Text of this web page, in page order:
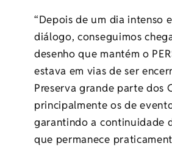
“Depois de um dia intenso
diálogo, conseguimos
desenho que mantém o
estava em vias de ser
Preserva grande parte dos
principalmente os de
garantindo a continuidade
que permanece